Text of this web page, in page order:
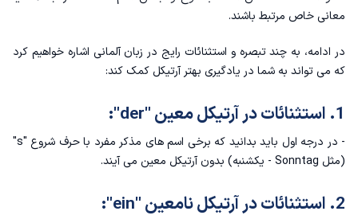
معانی خاص مرتبط باشند.
در ادامه، به چند تبصره و استثنائات رایج در زبان آلمانی اشاره خواهیم کرد
که می تواند به شما در یادگیری بهتر آرتیکل کمک کند:
1. استثنائات در آرتیکل معین "der":
- در درجه اول باید بدانید که برخی اسم های مذکر مفرد با حرف شروع "s"
(مثل Sonntag - یکشنبه) بدون آرتیکل معین می آیند.
2. استثنائات در آرتیکل نامعین "ein":